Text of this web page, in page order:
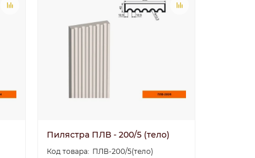
Пилястра ПЛВ - 200/5 (тело)
ПЛВ-200/5(тело)